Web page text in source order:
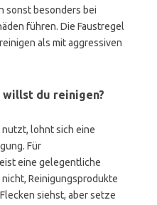
sonst besonders bei
führen. Die Faustregel
als mit aggressiven
du reinigen?
nutzt, lohnt sich eine
Für
eine gelegentliche
Reinigungsprodukte
siehst, aber setze